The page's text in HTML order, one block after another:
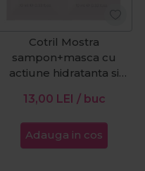
Cotril Mostra
sampon+masca cu
actiune hidratanta si
13,00 LEI / buc
Adauga in cos